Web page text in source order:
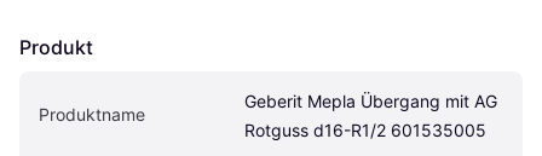
Produkt
Produktname
Geberit Mepla Übergang mit AG
Rotguss d16-R1/2 601535005